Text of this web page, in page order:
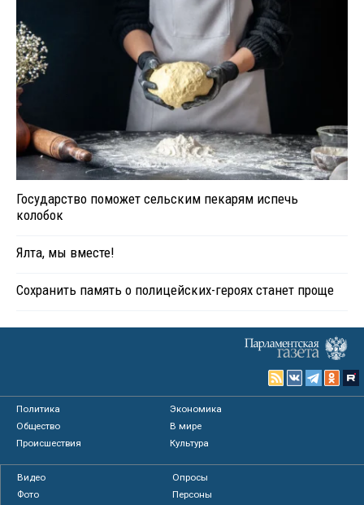
Государство поможет сельским пекарям испечь
колобок
Ялта, мы вместе!
Сохранить память о полицейских-героях станет проще
Политика
Экономика
Общество
В мире
Происшествия
Культура
Видео
Опросы
Фото
Персоны